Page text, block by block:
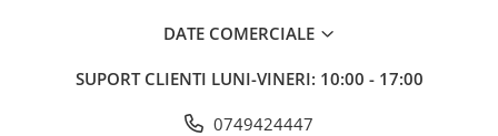
DATE COMERCIALE
SUPORT CLIENTI LUNI-VINERI: 10:00 - 17:00
0749424447